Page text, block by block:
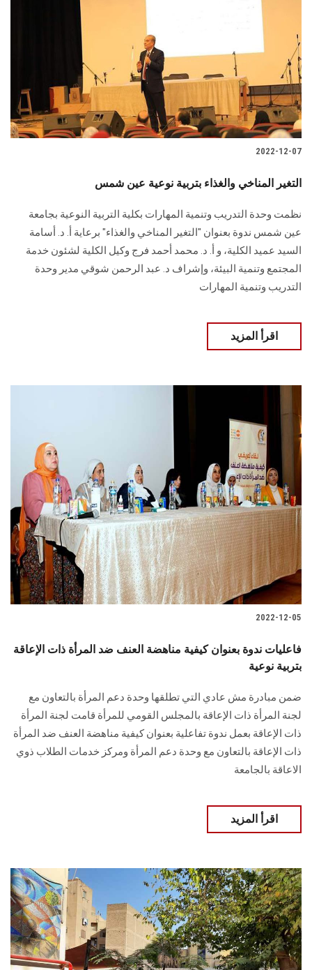
2022-12-07
التغير المناخي والغذاء بتربية نوعية عين شمس
نظمت وحدة التدريب وتنمية المهارات بكلية التربية النوعية بجامعة
عين شمس ندوة بعنوان "التغير المناخي والغذاء" برعاية أ. د. أسامة
السيد عميد الكلية، و أ. د. محمد أحمد فرج وكيل الكلية لشئون خدمة
المجتمع وتنمية البيئة، وإشراف د. عبد الرحمن شوقي مدير وحدة
التدريب وتنمية المهارات
اقرأ المزيد
2022-12-05
فاعليات ندوة بعنوان كيفية مناهضة العنف ضد المرأة ذات الإعاقة
بتربية نوعية
ضمن مبادرة مش عادي التي تطلقها وحدة دعم المرأة بالتعاون مع
لجنة المرأة ذات الإعاقة بالمجلس القومي للمرأة قامت لجنة المرأة
ذات الإعاقة بعمل ندوة تفاعلية بعنوان كيفية مناهضة العنف ضد المرأة
ذات الإعاقة بالتعاون مع وحدة دعم المرأة ومركز خدمات الطلاب ذوي
الاعاقة بالجامعة
اقرأ المزيد